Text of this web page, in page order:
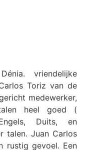
vriendelijke
Toriz van de
medewerker,
heel goed (
Duits, en
talen. Juan Carlos
rustig gevoel. Een